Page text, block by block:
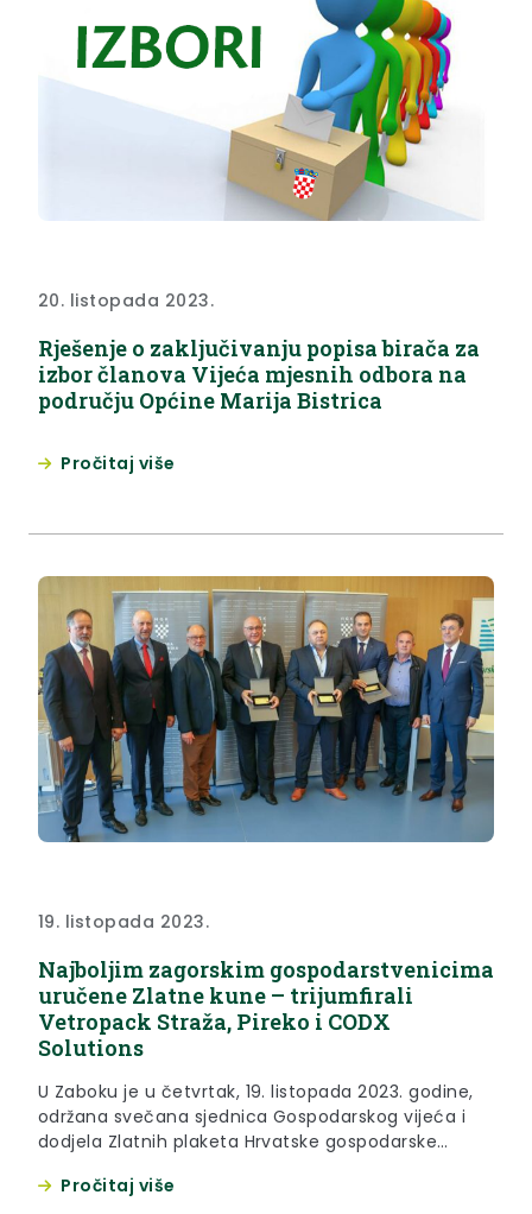
20. listopada 2023.
Rješenje o zaključivanju popisa birača za
izbor članova Vijeća mjesnih odbora na
području Općine Marija Bistrica
Pročitaj više
19. listopada 2023.
Najboljim zagorskim gospodarstvenicima
uručene Zlatne kune – trijumfirali
Vetropack Straža, Pireko i CODX
Solutions
U Zaboku je u četvrtak, 19. listopada 2023. godine,
održana svečana sjednica Gospodarskog vijeća i
dodjela Zlatnih plaketa Hrvatske gospodarske
Zlatna kuna u kategoriji velikih tvrtki ove je godine
Pročitaj više